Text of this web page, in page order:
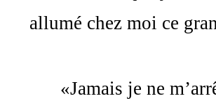
allumé chez moi ce
«Jamais je ne